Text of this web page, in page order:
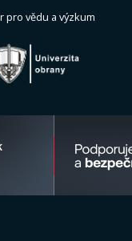
pro vědu a výzkum